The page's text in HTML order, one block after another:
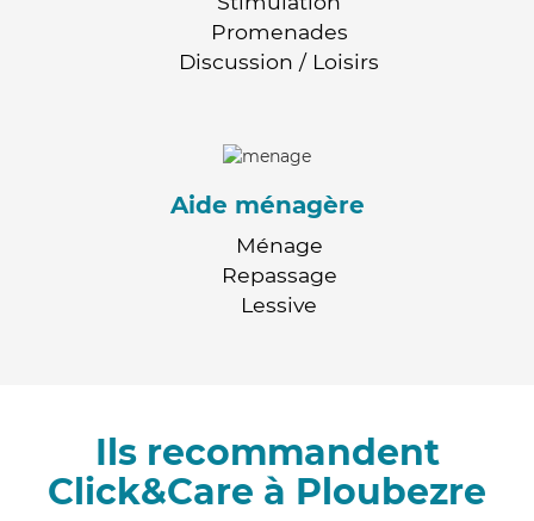
Promenades
Discussion / Loisirs
Aide ménagère
Ménage
Repassage
Lessive
Ils recommandent
Click&Care à Ploubezre